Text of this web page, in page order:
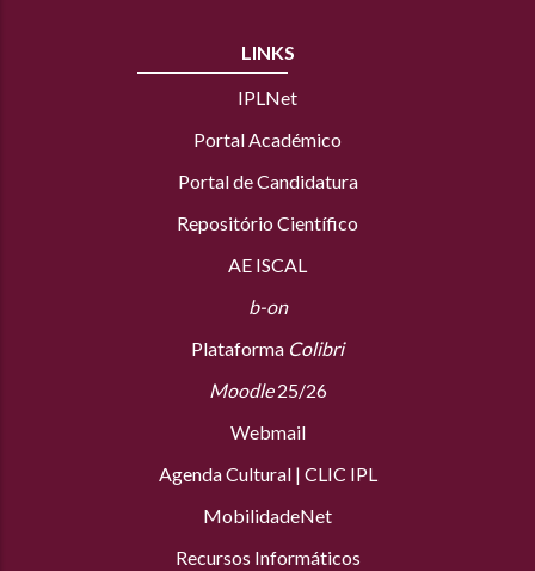
LINKS
IPLNet
Portal Académico
Portal de Candidatura
Repositório Científico
AE ISCAL
b-on
Plataforma Colibri
Moodle25/26
Webmail
Agenda Cultural| CLIC IPL
MobilidadeNet
Recursos Informáticos